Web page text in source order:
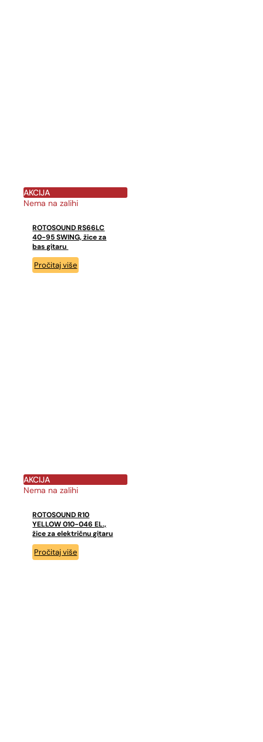
AKCIJA
Nema na zalihi
ROTOSOUND RS66LC
40-95 SWING, žice za
bas gitaru
Pročitaj više
AKCIJA
Nema na zalihi
ROTOSOUND R10
YELLOW 010-046 EL.,
žice za električnu gitaru
Pročitaj više